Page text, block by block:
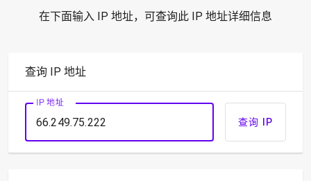
在下面输入 IP 地址，可查询此 IP 地址详细信息
查询 IP 地址
IP 地址
查询 IP